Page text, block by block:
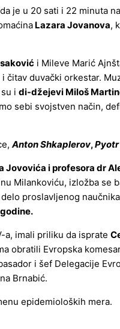
je u 20 sati i 22 minuta
Lazara Jovanova,
i Mileve Marić
i čitav duvački orkestar.
i di-džejevi Miloš
sebi svojstven način,
Anton Shkaplerov,Pyotr
Jovovića i profesora dr
Milankoviću, izložba se
proslavljenog
a, imali priliku da isprate
obratili Evropska
i šef Delegacije
Brnabić.
epidemioloških mera.